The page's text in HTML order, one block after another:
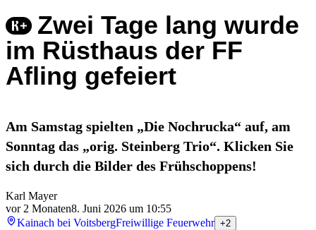
Zwei Tage lang wurde
im Rüsthaus der FF
Afling gefeiert
Am Samstag spielten „Die Nochrucka“ auf, am
Sonntag das „orig. Steinberg Trio“. Klicken Sie
sich durch die Bilder des Frühschoppens!
Karl Mayer
vor 2 Monaten8. Juni 2026 um 10:55
Kainach bei VoitsbergFreiwillige Feuerwehr +2